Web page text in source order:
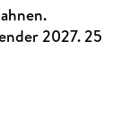
2027. 25